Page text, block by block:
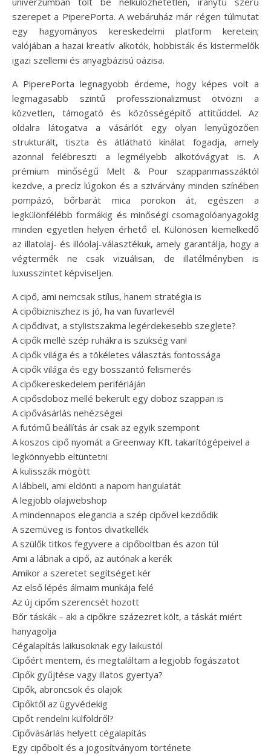
szerepet a PiperePorta. A webáruház már régen túlmutat
egy hagyományos kereskedelmi platform keretein;
valójában a hazai kreatív alkotók, hobbisták és kistermelők
igazi szellemi és anyagbázisú oázisa.
A PiperePorta legnagyobb érdeme, hogy képes volt a
legmagasabb szintű professzionalizmust ötvözni a
közvetlen, támogató és közösségépítő attitűddel. Az
oldalra látogatva a vásárlót egy olyan lenyűgözően
strukturált, tiszta és átlátható kínálat fogadja, amely
azonnal felébreszti a legmélyebb alkotóvágyat is. A
prémium minőségű Melt & Pour szappanmasszáktól
kezdve, a precíz lúgokon és a szivárvány minden színében
pompázó, bőrbarát mica porokon át, egészen a
legkülönfélébb formákig és minőségi csomagolóanyagokig
minden egyetlen helyen érhető el. Különösen kiemelkedő
az illatolaj- és illóolaj-választékuk, amely garantálja, hogy a
végtermék ne csak vizuálisan, de illatélményben is
luxusszintet képviseljen.
A cipő, ami nemcsak stílus, hanem stratégia is
A cipőbizniszhez is jó, ha van fuvarlevél
A cipődivat, a stylistszakma legérdekesebb szeglete?
A cipők mellé szép ruhákra is szükség van!
A cipők világa és a tökéletes választás fontossága
A cipők világa és egy bosszantó felismerés
A cipőkereskedelem perifériáján
A cipősdoboz mellé bekerült egy doboz szappan is
A cipővásárlás nehézségei
A futómű beállítás ár csak az egyik szempont
A koszos cipő nyomát a Greenway Kft. takarítógépeivel a
legkönnyebb eltüntetni
A kulisszák mögött
A lábbeli, ami eldönti a napom hangulatát
A legjobb olajwebshop
A mindennapos elegancia a szép cipővel kezdődik
A szemüveg is fontos divatkellék
A szülők titkos fegyvere a cipőboltban és azon túl
Ami a lábnak a cipő, az autónak a kerék
Amikor a szeretet segítséget kér
Az első lépés álmaim munkája felé
Az új cipőm szerencsét hozott
Bőr táskák – aki a cipőkre százezret költ, a táskát miért
hanyagolja
Cégalapítás laikusoknak egy laikustól
Cipőért mentem, és megtaláltam a legjobb fogászatot
Cipők gyűjtése vagy illatos gyertya?
Cipők, abroncsok és olajok
Cipőktől az ügyvédekig
Cipőt rendelni külföldről?
Cipővásárlás helyett cégalapítás
Egy cipőbolt és a jogosítványom története